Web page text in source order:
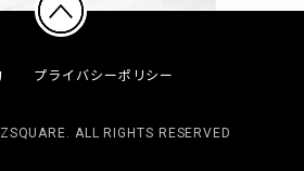
プライバシーポリシー
ALL RIGHTS RESERVED